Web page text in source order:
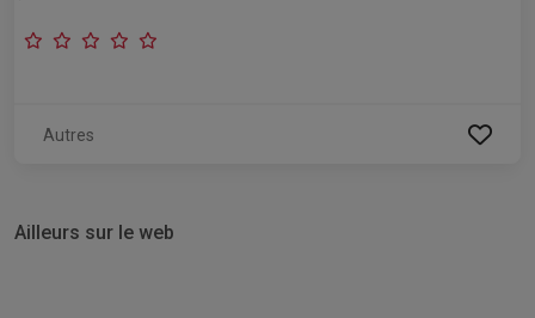
Autres
Ailleurs sur le web